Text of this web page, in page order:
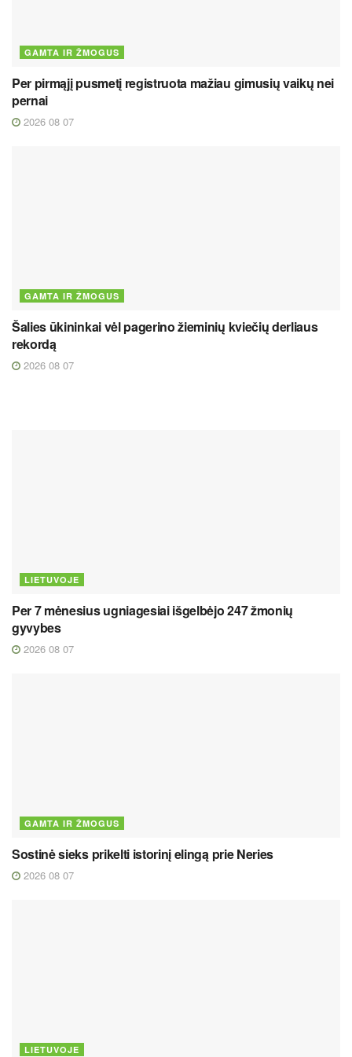
GAMTA IR ŽMOGUS
Per pirmąjį pusmetį registruota mažiau gimusių vaikų nei
pernai
2026 08 07
GAMTA IR ŽMOGUS
Šalies ūkininkai vėl pagerino žieminių kviečių derliaus
rekordą
2026 08 07
LIETUVOJE
Per 7 mėnesius ugniagesiai išgelbėjo 247 žmonių
gyvybes
2026 08 07
GAMTA IR ŽMOGUS
Sostinė sieks prikelti istorinį elingą prie Neries
2026 08 07
LIETUVOJE